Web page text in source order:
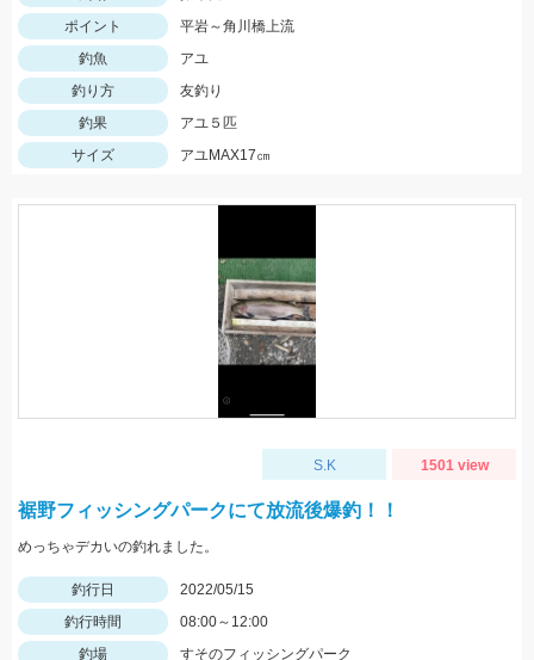
ポイント
平岩～角川橋上流
釣魚
アユ
釣り方
友釣り
釣果
アユ５匹
サイズ
アユMAX17㎝
S.K 1501 view
裾野フィッシングパークにて放流後爆釣！！
めっちゃデカいの釣れました。
釣行日
2022/05/15
釣行時間
08:00～12:00
釣場
すそのフィッシングパーク